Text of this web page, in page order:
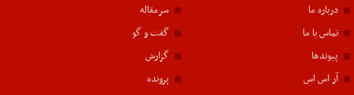
درباره ما
تماس با ما
پیوندها
آر اس اس
سرمقاله
گفت و گو
گزارش
پرونده